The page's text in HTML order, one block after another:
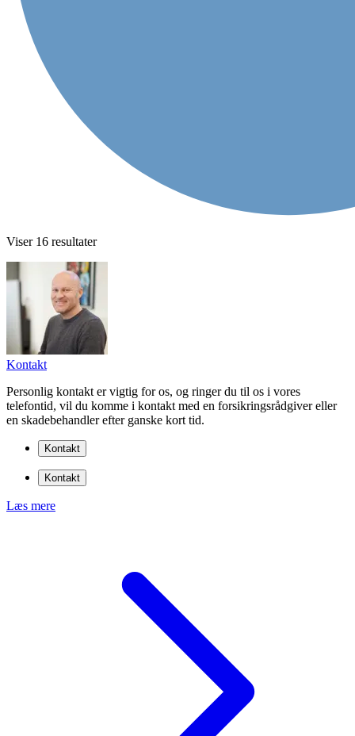
Viser 16 resultater
Kontakt
Personlig kontakt er vigtig for os, og ringer du til os i vores
telefontid, vil du komme i kontakt med en forsikringsrådgiver eller
en skadebehandler efter ganske kort tid.
Kontakt
Kontakt
Læs mere